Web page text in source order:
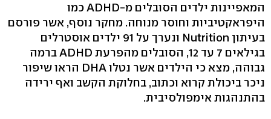
המאפיינות ילדים הסובלים מ-ADHD כמו
היפראקטיביות וחוסר מנוחה. מחקר נוסף, אשר פורסם
בעיתון Nutrition ונערך על 91 ילדים אוסטרלים
בגילאים 7 עד 12, הסובלים מהפרעת ADHD ברמה
גבוהה, מצא כי הילדים אשר נטלו DHA הראו שיפור
ניכר ביכולת קרוא וכתוב, בחלוקת הקשב ואף ירידה
בהתנהגות אימפולסיבית.